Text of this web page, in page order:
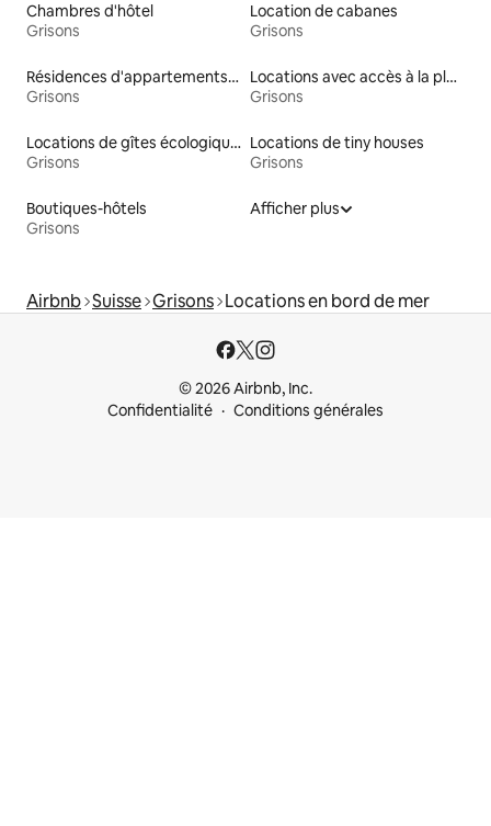
Chambres d'hôtel
Grisons
Location de cabanes
Grisons
Résidences d'appartements en location
Grisons
Locations avec accès à la plage
Grisons
Locations de gîtes écologiques
Grisons
Locations de tiny houses
Grisons
Boutiques-hôtels
Grisons
Afficher plus
Airbnb Suisse Grisons Locations en bord de mer
© 2026 Airbnb, Inc.
Confidentialité
Conditions générales